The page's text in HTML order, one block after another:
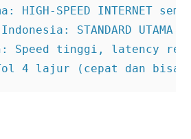
HIGH-SPEED INTERNET
STANDARD UTAMA
Speed tinggi, latency
4 lajur (cepat dan bisa